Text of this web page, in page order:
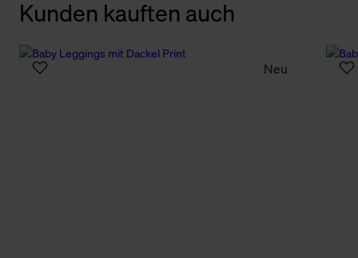
Kunden kauften auch
Neu